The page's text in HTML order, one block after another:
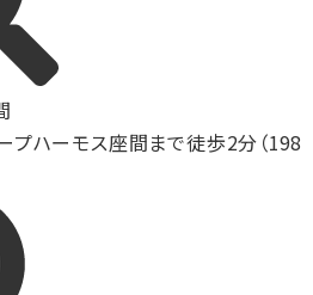
プハーモス座間まで徒歩2分（198